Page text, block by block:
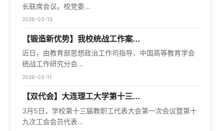
长联席会议。校党委...
2026-03-13
【锻造新优势】我校统战工作案...
近日，由教育部思想政治工作司指导、中国高等教育学会
统战工作研究分会...
2026-03-11
【双代会】大连理工大学第十三...
3月5日，学校第十三届教职工代表大会第一次会议暨第十
九次工会会员代表...